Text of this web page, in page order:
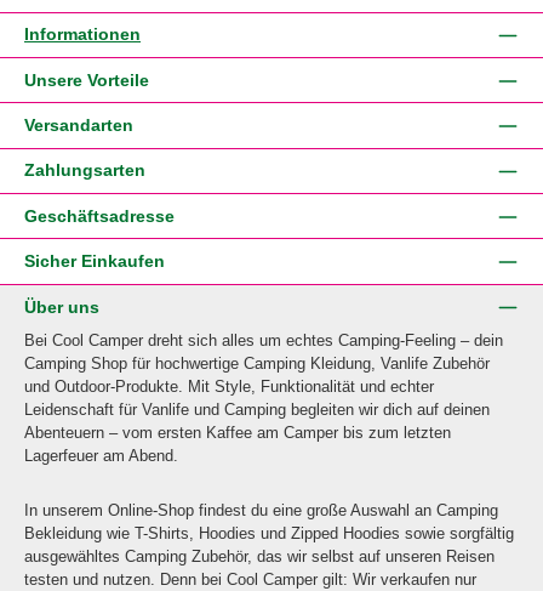
Informationen
Unsere Vorteile
Versandarten
Zahlungsarten
Geschäftsadresse
Sicher Einkaufen
Über uns
Bei Cool Camper dreht sich alles um echtes Camping-Feeling – dein
Camping Shop für hochwertige Camping Kleidung, Vanlife Zubehör
und Outdoor-Produkte. Mit Style, Funktionalität und echter
Leidenschaft für Vanlife und Camping begleiten wir dich auf deinen
Abenteuern – vom ersten Kaffee am Camper bis zum letzten
Lagerfeuer am Abend.
In unserem Online-Shop findest du eine große Auswahl an Camping
Bekleidung wie T-Shirts, Hoodies und Zipped Hoodies sowie sorgfältig
ausgewähltes Camping Zubehör, das wir selbst auf unseren Reisen
testen und nutzen. Denn bei Cool Camper gilt: Wir verkaufen nur